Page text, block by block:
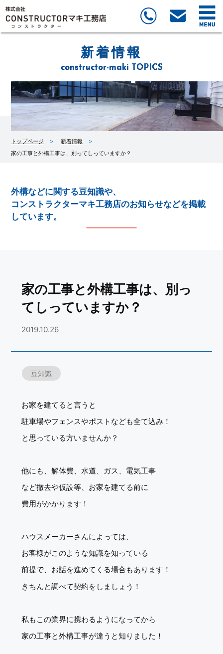
新着情報
constructor-maki TOPICS
トップページ
新着情報
家の工事と外構工事は、別ってしっていますか？
外構などに関する豆知識や、
コンストラクターマキ工務店のお知らせなどを掲載
しています。
家の工事と外構工事は、別っ
てしっていますか？
2019.10.26
豆知識
お家を建てると言うと
駐車場やフェンスやポストなども全て込み！
と思っている方いませんか？
他にも、解体費、水道、ガス、電気工事
など撤去や仮設等、お家を建てる前に
費用がかかります！
ハウスメーカーさんによっては、
お客様がこのような知識を知っている
前提で、お話を進めてくる場合もあります！
きちんと調べて契約をしましょう！
私もこの業界に携わるようになってから
家の工事と外構工事が違うと知りました！